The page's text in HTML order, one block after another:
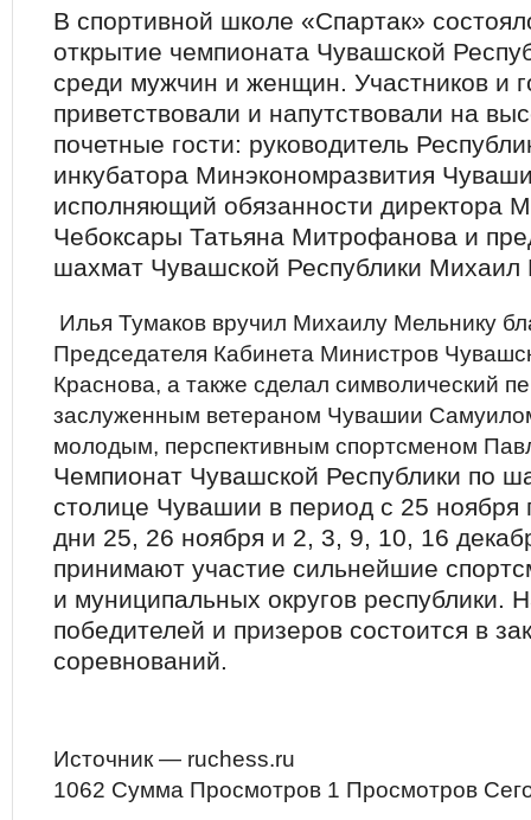
В спортивной школе «Спартак»
открытие чемпионата Чувашской
среди мужчин и женщин. Участников и
приветствовали и напутствовали на
почетные гости: руководитель
инкубатора Минэкономразвития
исполняющий обязанности директора
Чебоксары Татьяна Митрофанова и
шахмат Чувашской Республики Михаил
Илья Тумаков вручил Михаилу Мельнику
Председателя Кабинета Министров
Краснова, а также сделал символический
заслуженным ветераном Чувашии
молодым, перспективным спортсменом
Чемпионат Чувашской Республики по
столице Чувашии в период с 25 ноября
дни 25, 26 ноября и 2, 3, 9, 10, 16
принимают участие сильнейшие
и муниципальных округов республики.
победителей и призеров состоится в
соревнований.
Источник — ruchess.ru
1062 Сумма Просмотров 1 Просмотров